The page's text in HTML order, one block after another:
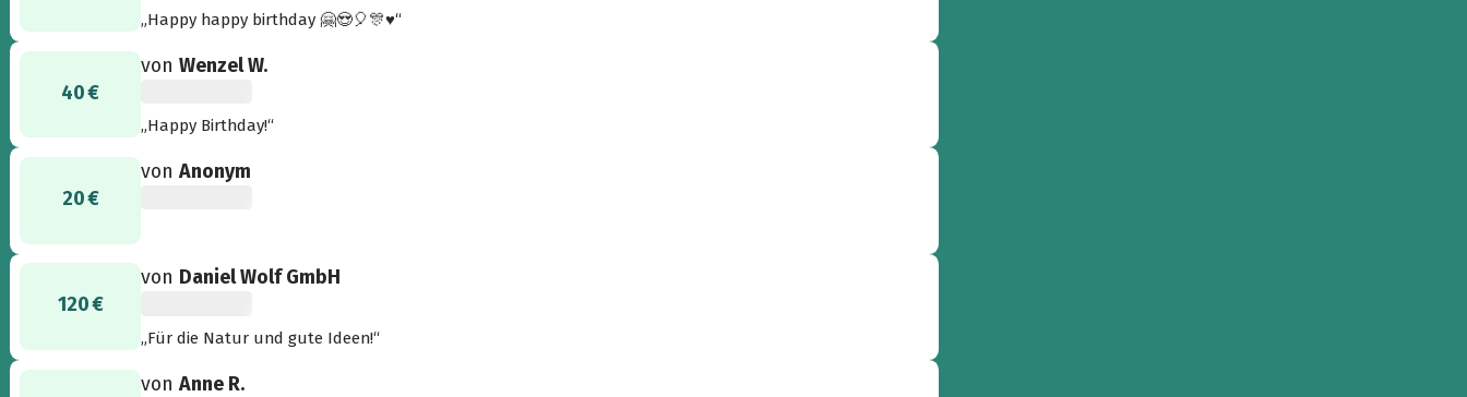
„Happy happy birthday 🤗😍🎈🎊♥️“
40 €
vonWenzel W.
„Happy Birthday!“
20 €
vonAnonym
120 €
von Daniel Wolf GmbH
„Für die Natur und gute Ideen!“
vonAnne R.